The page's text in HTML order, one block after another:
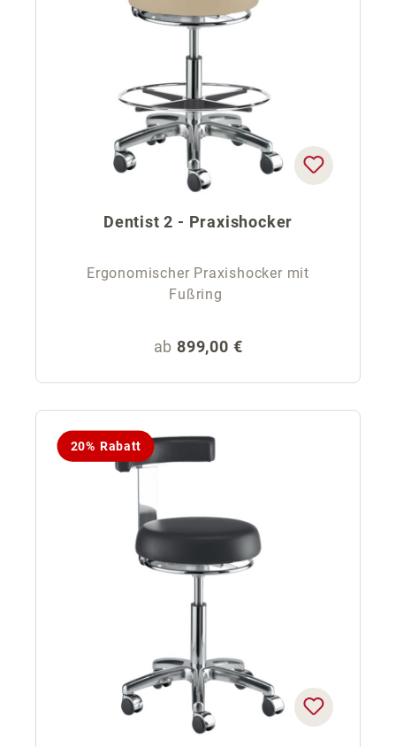
Dentist 2 - Praxishocker
Ergonomischer Praxishocker mit
Fußring
Regulärer Preis:
ab 899,00 €
20% Rabatt